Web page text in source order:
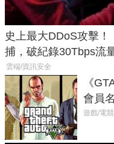
史上最大DDoS攻擊
捕，破紀錄30Tbps流
雲端/資訊安全
《
會員
在開
遊戲/電競